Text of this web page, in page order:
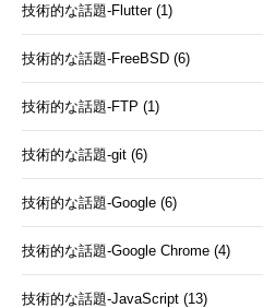
技術的な話題-Flutter (1)
技術的な話題-FreeBSD (6)
技術的な話題-FTP (1)
技術的な話題-git (6)
技術的な話題-Google (6)
技術的な話題-Google Chrome (4)
技術的な話題-JavaScript (13)